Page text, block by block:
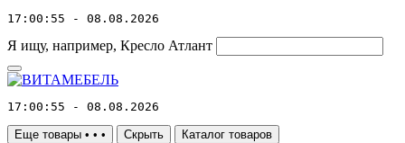
17:00:55 - 08.08.2026
Я ищу, например, Кресло Атлант
17:00:55 - 08.08.2026
Еще товары • • • Скрыть Каталог товаров